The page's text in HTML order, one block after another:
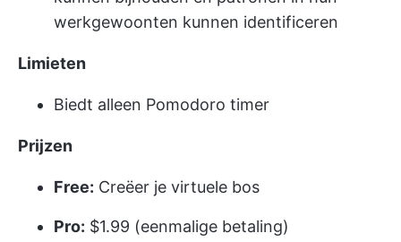
werkgewoonten kunnen identificeren
Limieten
Biedt alleen Pomodoro timer
Prijzen
Free: Creëer je virtuele bos
Pro: $1.99 (eenmalige betaling)